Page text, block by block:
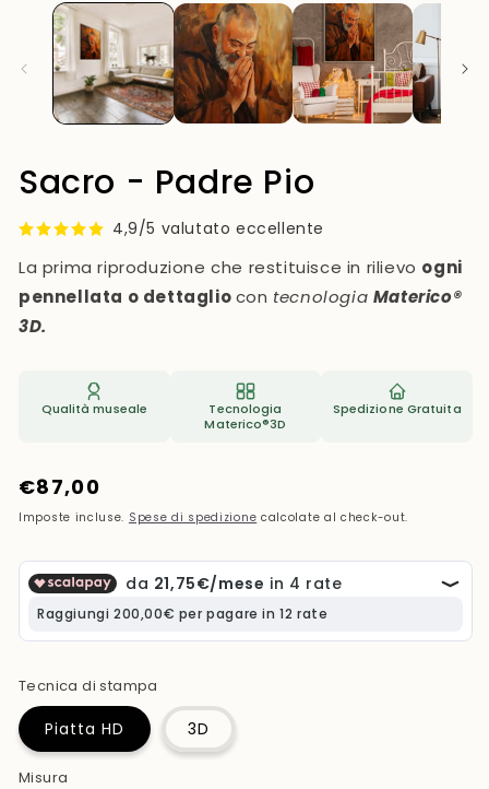
Sacro - Padre Pio
4,9/5 valutato eccellente
La prima riproduzione che restituisce in rilievo ogni
pennellata o dettagliocon tecnologia Materico®
3D.
Qualità museale
Tecnologia
Materico®3D
Spedizione Gratuita
Prezzo
di
€87,00
Imposte incluse. Spese di spedizione calcolate al check-out.
Tecnica di stampa
Piatta HD 3D
Misura